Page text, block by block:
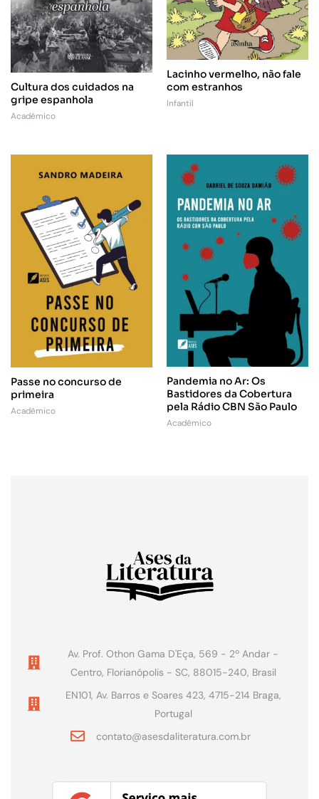
Cultura dos cuidados na
gripe espanhola
Acadêmico
Lacinho vermelho, não fale
com estranhos
Infantil
Passe no concurso de
primeira
Acadêmico
Pandemia no Ar: Os
Bastidores da Cobertura
pela Rádio CBN São Paulo
Acadêmico
Av. Prof. Othon Gama D'Eça, 569 - 2º Andar -
Centro, Florianópolis - SC, 88015-240, Brasil
EN101, Av. Barros e Soares 423, 4715-214 Braga,
Portugal
contato@asesdaliteratura.com.br